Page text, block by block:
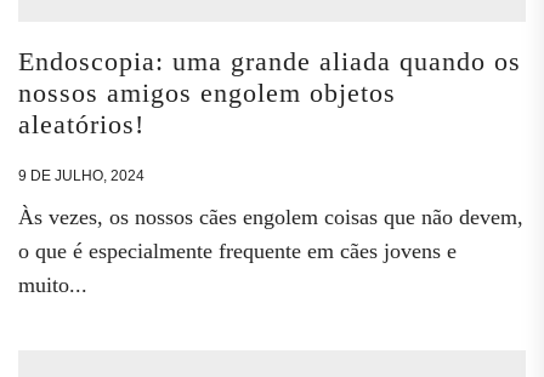
Endoscopia: uma grande aliada quando os
nossos amigos engolem objetos
aleatórios!
9 DE JULHO, 2024
Às vezes, os nossos cães engolem coisas que não devem,
o que é especialmente frequente em cães jovens e
muito...